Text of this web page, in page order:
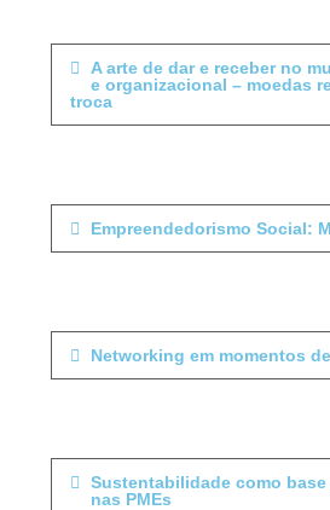
A arte de dar e receber no
e organizacional – moedas
troca
Empreendedorismo Social:
Networking em momentos
Sustentabilidade como
nas PMEs